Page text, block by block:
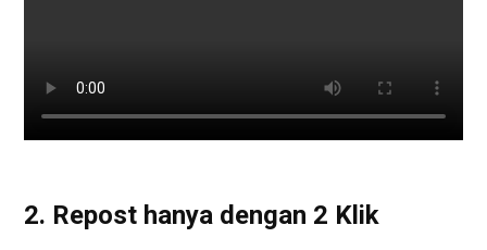
2. Repost hanya dengan 2 Klik